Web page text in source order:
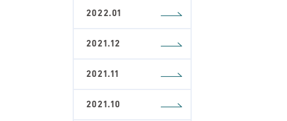
2022.01
2021.12
2021.11
2021.10